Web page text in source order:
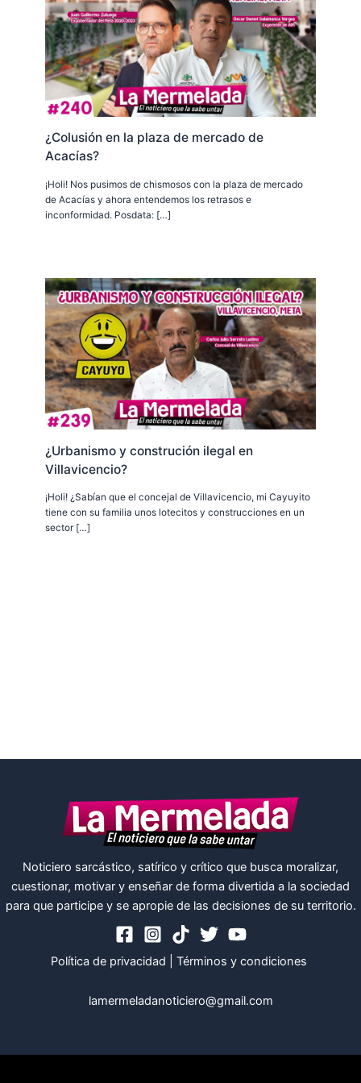
¿Colusión en la plaza de mercado de
Acacías?
¡Holi! Nos pusimos de chismosos con la plaza de mercado
de Acacías y ahora entendemos los retrasos e
inconformidad. Posdata: […]
¿Urbanismo y construción ilegal en
Villavicencio?
¡Holi! ¿Sabían que el concejal de Villavicencio, mi Cayuyito
tiene con su familia unos lotecitos y construcciones en un
sector […]
Noticiero sarcástico, satírico y crítico que busca moralizar,
cuestionar, motivar y enseñar de forma divertida a la sociedad
para que participe y se apropie de las decisiones de su territorio.
Política de privacidad Términos y condiciones
lamermeladanoticiero@gmail.com